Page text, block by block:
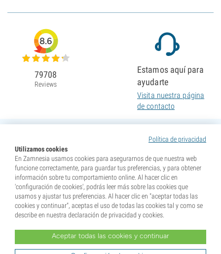
Política de privacidad
Utilizamos cookies
En Zamnesia usamos cookies para asegurarnos de que nuestra web
funcione correctamente, para guardar tus preferencias, y para obtener
información sobre tu comportamiento online. Al hacer clic en
'configuración de cookies', podrás leer más sobre las cookies que
usamos y ajustar tus preferencias. Al hacer clic en "aceptar todas las
cookies y continuar", aceptas el uso de todas las cookies tal y como se
describe en nuestra declaración de privacidad y cookies.
Aceptar todas las cookies y continuar
8.6
79708
Reviews
Estamos aquí para
ayudarte
Visita nuestra página
de contacto
* Nuestras semillas se venden como suvenires. La germinación de semillas es ilegal en muchos
tu lugar de residencia y que conoces las normativas locales. También eximes de toda responsabilidad a